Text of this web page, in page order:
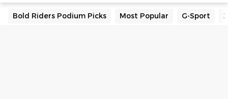
Bold Riders Podium Picks Most Popular G-Sport